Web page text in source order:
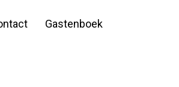
Gastenboek